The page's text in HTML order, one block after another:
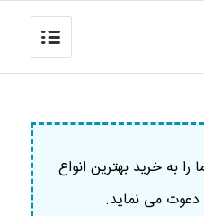
به خرید بهترین انواع
دعوت می نماید.